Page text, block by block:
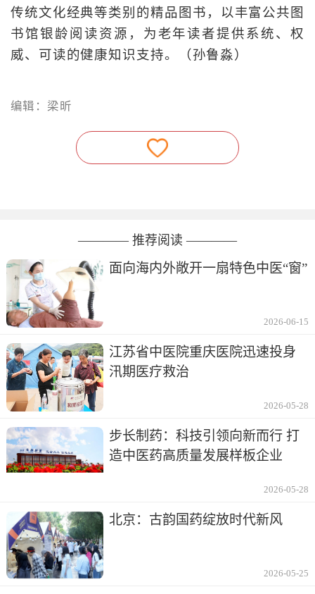
传统文化经典等类别的精品图书，以丰富公共图
书馆银龄阅读资源，为老年读者提供系统、权
威、可读的健康知识支持。（孙鲁淼）
编辑：梁昕
———— 推荐阅读 ————
面向海内外敞开一扇特色中医“窗”
2026-06-15
江苏省中医院重庆医院迅速投身
汛期医疗救治
2026-05-28
步长制药：科技引领向新而行 打
造中医药高质量发展样板企业
2026-05-28
北京：古韵国药绽放时代新风
2026-05-25